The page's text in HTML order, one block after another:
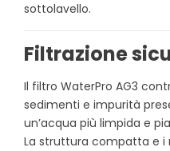
sottolavello.
Filtrazione
Il filtro WaterPro AG3
sedimenti e impurità
un’acqua più limpida e
La struttura compatta e i